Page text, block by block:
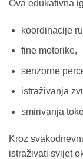
Ova edukativna
koordinacije
fine motorike,
senzorne
istraživanja
smirivanja
Kroz
istraživati svijet